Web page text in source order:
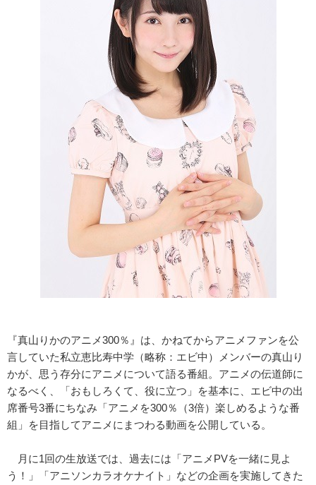
『真山りかのアニメ300％』は、かねてからアニメファンを公
言していた私立恵比寿中学（略称：エビ中）メンバーの真山り
かが、思う存分にアニメについて語る番組。アニメの伝道師に
なるべく、「おもしろくて、役に立つ」を基本に、エビ中の出
席番号3番にちなみ「アニメを300％（3倍）楽しめるような番
組」を目指してアニメにまつわる動画を公開している。
月に1回の生放送では、過去には「アニメPVを一緒に見よ
う！」「アニソンカラオケナイト」などの企画を実施してきた